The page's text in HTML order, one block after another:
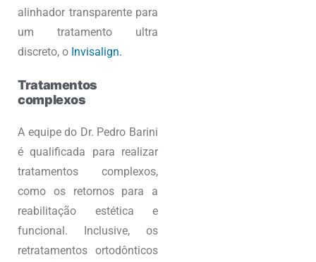
alinhador transparente para
um tratamento ultra
discreto, o Invisalign.
Tratamentos
complexos
A equipe do Dr. Pedro Barini
é qualificada para realizar
tratamentos complexos,
como os retornos para a
reabilitação estética e
funcional. Inclusive, os
retratamentos ortodônticos